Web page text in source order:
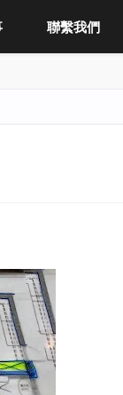
聯繫我們